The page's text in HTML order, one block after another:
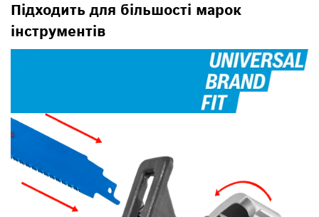
Підходить для більшості марок
інструментів